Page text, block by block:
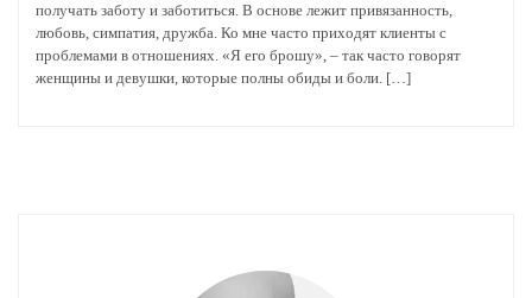
получать заботу и заботиться. В основе лежит привязанность,
любовь, симпатия, дружба. Ко мне часто приходят клиенты с
проблемами в отношениях. «Я его брошу», – так часто говорят
женщины и девушки, которые полны обиды и боли. […]